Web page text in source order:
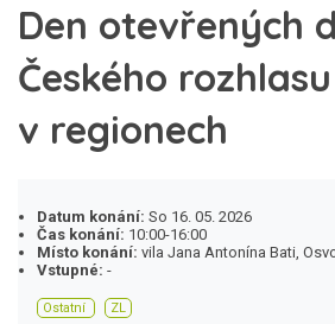
Den otevřených
Českého rozhlasu
v regionech
Datum konání: So 16. 05. 2026
Čas konání: 10:00-16:00
Místo konání: vila Jana Antonína Bati,
Vstupné: -
Ostatní ZL